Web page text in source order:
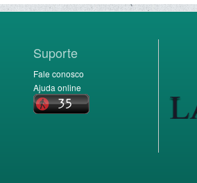
Suporte
Fale conosco
Ajuda online